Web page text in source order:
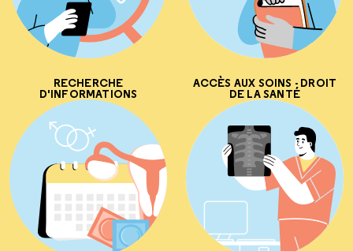
RECHERCHE
D'INFORMATIONS
ACCÈS AUX SOINS - DROIT
DE LA SANTÉ